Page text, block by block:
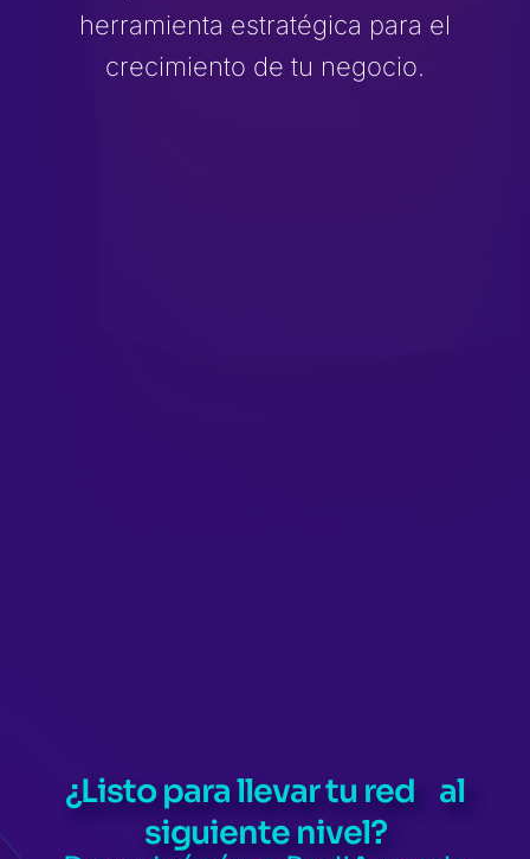
herramienta estratégica para el
crecimiento de tu negocio.
¿Listo para llevar tu red al
siguiente nivel?